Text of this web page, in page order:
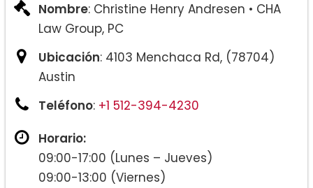
Nombre: Christine Henry Andresen • CHA
Law Group, PC
Ubicación: 4103 Menchaca Rd, (78704)
Austin
Teléfono: +1 512-394-4230
Horario:
09:00-17:00 (Lunes – Jueves)
09:00-13:00 (Viernes)